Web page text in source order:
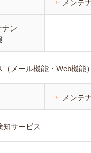
メンテ
ナン
メール機能・Web機能）
メンテ
知サービス